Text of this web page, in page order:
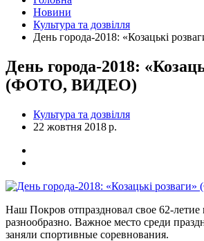
Новини
Культура та дозвілля
День города-2018: «Козацькі
День города-2018:
(ФОТО, ВИДЕО)
Культура та дозвілля
22 жовтня 2018 р.
Наш Покров отпраздновал свое 62-летие
разнообразно. Важное место среди
заняли спортивные соревнования.